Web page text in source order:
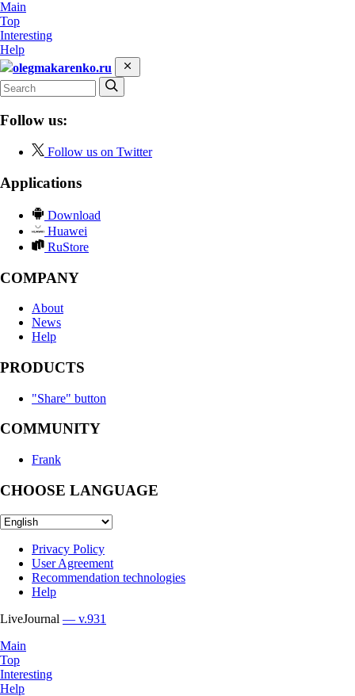
Main
Top
Interesting
Help
olegmakarenko.ru
Follow us:
Follow us on Twitter
Applications
Download
Huawei
RuStore
COMPANY
About
News
Help
PRODUCTS
"Share" button
COMMUNITY
Frank
CHOOSE LANGUAGE
Privacy Policy
User Agreement
Recommendation technologies
Help
LiveJournal — v.931
Main
Top
Interesting
Help